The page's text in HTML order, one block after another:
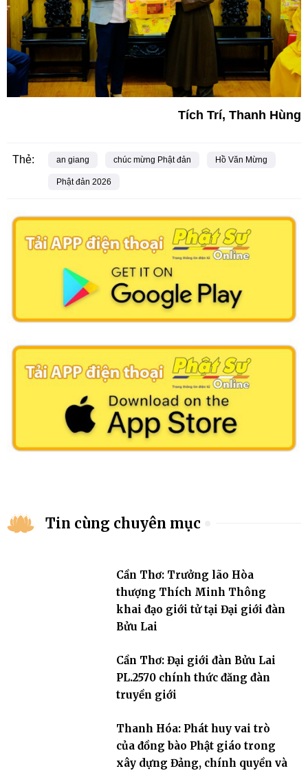
Tích Trí, Thanh Hùng
Thẻ: an giang chúc mừng Phật đản Hồ Văn Mừng
Phật đản 2026
Tin cùng chuyên mục
Cần Thơ: Trưởng lão Hòa
thượng Thích Minh Thông
khai đạo giới tử tại Đại giới đàn
Bửu Lai
Cần Thơ: Đại giới đàn Bửu Lai
PL.2570 chính thức đăng đàn
truyền giới
Thanh Hóa: Phát huy vai trò
của đồng bào Phật giáo trong
xây dựng Đảng, chính quyền và